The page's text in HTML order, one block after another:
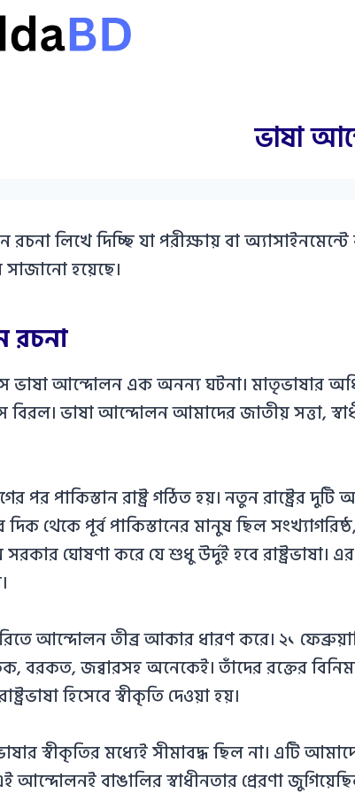
ভাষা
লিখে দিচ্ছি যা পরীক্ষায় বা অ্যাসাইনমেন্টে
সাজানো হয়েছে।
রচনা
ভাষা আন্দোলন এক অনন্য ঘটনা। মাতৃভাষার
বিরল। ভাষা আন্দোলন আমাদের জাতীয় সত্তা,
পর পাকিস্তান রাষ্ট্র গঠিত হয়। নতুন রাষ্ট্রের
দিক থেকে পূর্ব পাকিস্তানের মানুষ ছিল
ঘোষণা করে যে শুধু উর্দুই হবে রাষ্ট্রভাষা। এর
আন্দোলন তীব্র আকার ধারণ করে। ২১
বরকত, জব্বারসহ অনেকেই। তাঁদের রক্তের
হিসেবে স্বীকৃতি দেওয়া হয়।
স্বীকৃতির মধ্যেই সীমাবদ্ধ ছিল না। এটি
আন্দোলনই বাঙালির স্বাধীনতার প্রেরণা